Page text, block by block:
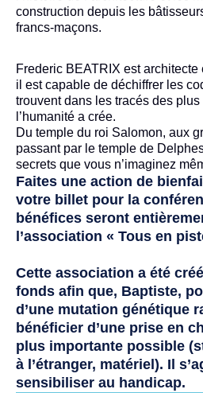
construction depuis les
francs-maçons.
Frederic BEATRIX est
il est capable de déchiffrer les
trouvent dans les tracés des
l’humanité a crée.
Du temple du roi Salomon, aux
passant par le temple de
secrets que vous n’imaginez
Faites une action de
votre billet pour la
bénéfices seront
l’association « Tous en
Cette association a été
fonds afin que, Baptiste,
d’une mutation génétique
bénéficier d’une prise en
plus importante possible
à l’étranger, matériel). Il
sensibiliser au handicap.